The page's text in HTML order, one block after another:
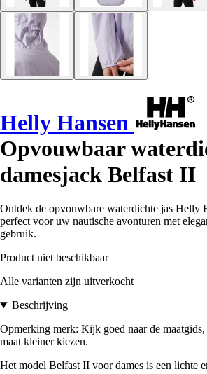
Helly Hansen
Opvouwbaar
damesjack Belfast II
Ontdek de opvouwbare waterdichte jas Helly
perfect voor uw nautische avonturen met
gebruik.
Product niet beschikbaar
Alle varianten zijn uitverkocht
Beschrijving
Opmerking merk: Kijk goed naar de maatgids,
maat kleiner kiezen.
Het model Belfast II voor dames is een lichte